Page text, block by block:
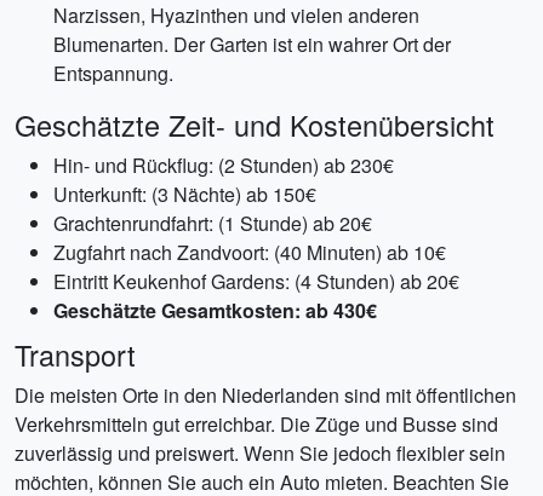
Narzissen, Hyazinthen und vielen anderen
Blumenarten. Der Garten ist ein wahrer Ort der
Entspannung.
Geschätzte Zeit- und Kostenübersicht
Hin- und Rückflug: (2 Stunden) ab 230€
Unterkunft: (3 Nächte) ab 150€
Grachtenrundfahrt: (1 Stunde) ab 20€
Zugfahrt nach Zandvoort: (40 Minuten) ab 10€
Eintritt Keukenhof Gardens: (4 Stunden) ab 20€
Geschätzte Gesamtkosten: ab 430€
Transport
Die meisten Orte in den Niederlanden sind mit öffentlichen
Verkehrsmitteln gut erreichbar. Die Züge und Busse sind
zuverlässig und preiswert. Wenn Sie jedoch flexibler sein
möchten, können Sie auch ein Auto mieten. Beachten Sie